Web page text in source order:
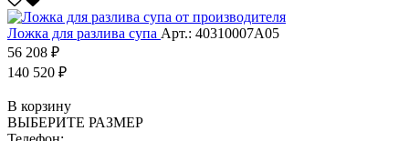
Ложка для разлива супа Арт.: 40310007А05
56 208 ₽
140 520 ₽
В корзину
ВЫБЕРИТЕ РАЗМЕР